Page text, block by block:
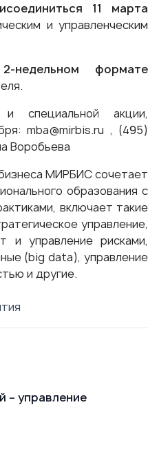
11 марта
и управленческим
формате
специальной акции,
mba@mirbis.ru , (495)
Воробьева
МИРБИС сочетает
образования с
включает такие
управление,
и управление рисками,
(big data), управление
и другие.
– управление